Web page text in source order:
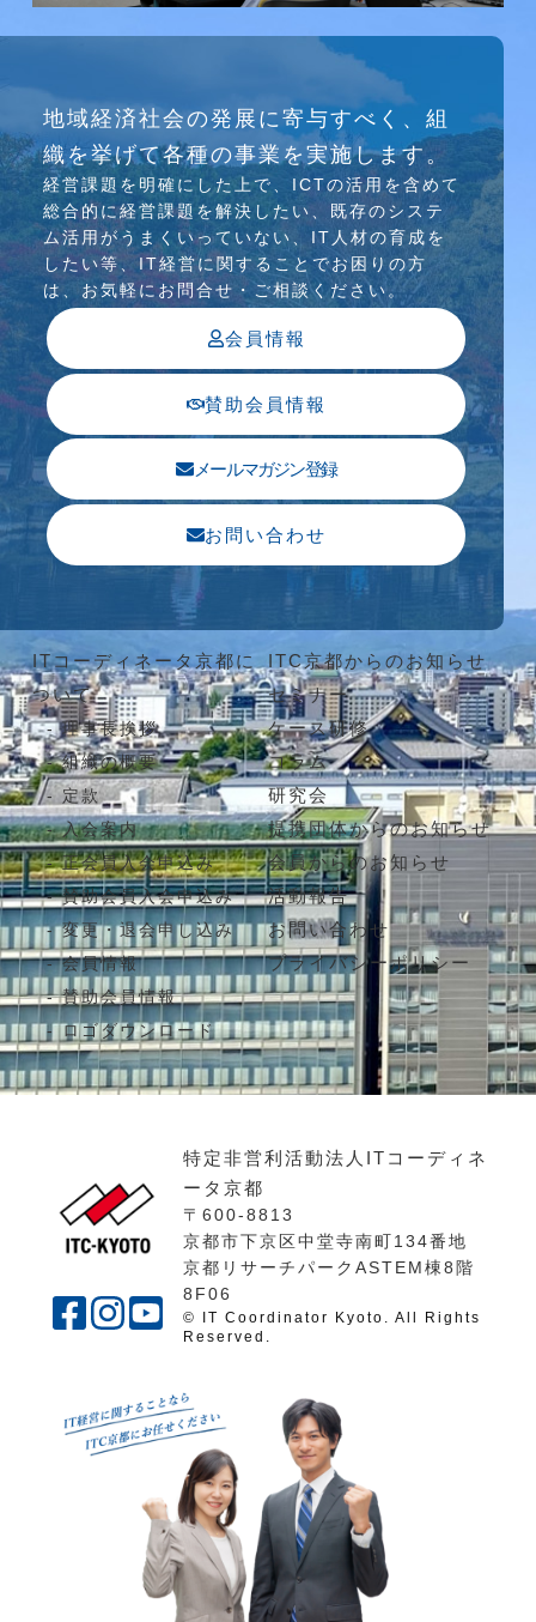
介護ソリューション研究会、WEB/SNS研究会を
行っています
地域経済社会の発展に寄与すべく、組
織を挙げて各種の事業を実施します。
経営課題を明確にした上で、ICTの活⽤を含めて
総合的に経営課題を解決したい、既存のシステ
ム活⽤がうまくいっていない、IT⼈材の育成を
したい等、IT経営に関することでお困りの⽅
は、お気軽にお問合せ・ご相談ください。
会員情報
賛助会員情報
メールマガジン登録
お問い合わせ
ITコーディネータ京都に
ついて
理事長挨拶
組織の概要
定款
入会案内
正会員入会申込み
賛助会員入会申込み
変更・退会申し込み
会員情報
賛助会員情報
ロゴダウンロード
ITC京都からのお知らせ
セミナー
ケース研修
コラム
研究会
提携団体からのお知らせ
会員からのお知らせ
活動報告
お問い合わせ
プライバシーポリシー
特定非営利活動法人ITコーディネ
ータ京都
〒600-8813
京都市下京区中堂寺南町134番地
京都リサーチパークASTEM棟8階
8F06
© IT Coordinator Kyoto. All Rights
Reserved.